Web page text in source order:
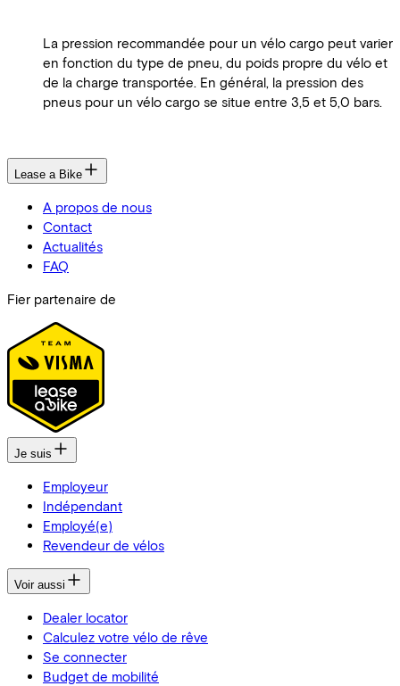
La pression recommandée pour un vélo cargo peut varier
en fonction du type de pneu, du poids propre du vélo et
de la charge transportée. En général, la pression des
pneus pour un vélo cargo se situe entre 3,5 et 5,0 bars.
Lease a Bike
A propos de nous
Contact
Actualités
FAQ
Fier partenaire de
Je suis
Employeur
Indépendant
Employé(e)
Revendeur de vélos
Voir aussi
Dealer locator
Calculez votre vélo de rêve
Se connecter
Budget de mobilité